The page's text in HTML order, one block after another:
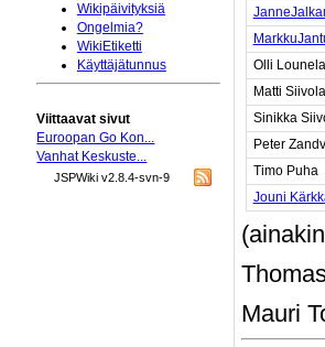
Olli Lounela
Matti Siivola
Sinikka
Peter
Timo Puha
Jouni
Mauri
Wikipäivityksiä
Ongelmia?
WikiEtiketti
Käyttäjätunnus
Viittaavat sivut
Euroopan Go Kon...
Vanhat Keskuste...
JSPWiki v2.8.4-svn-9